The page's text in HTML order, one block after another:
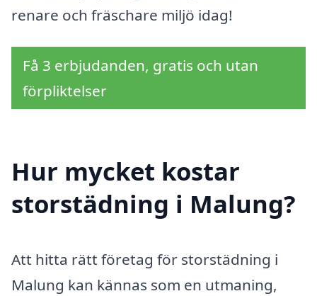
renare och fräschare miljö idag!
Få 3 erbjudanden, gratis och utan
förpliktelser
Hur mycket kostar
storstädning i Malung?
Att hitta rätt företag för storstädning i
Malung kan kännas som en utmaning,